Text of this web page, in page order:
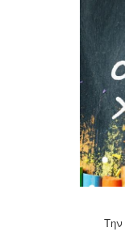
Την